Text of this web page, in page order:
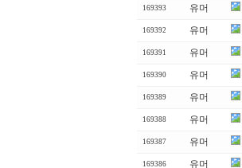
169393 유머
169392 유머
169391 유머
169390 유머
169389 유머
169388 유머
169387 유머
169386 유머